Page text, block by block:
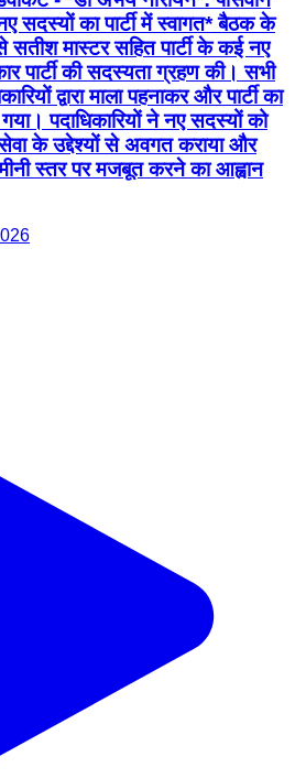
के उद्देश्यों से अवगत कराया और
स्तर पर मजबूत करने का आह्वान
पुलिस द्वारा गोवंश तस्करी से सम्बन्धित